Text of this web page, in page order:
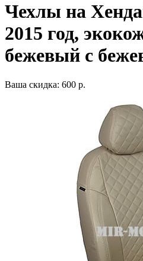
Чехлы на
2015 год,
бежевый с
Ваша скидка: 600 р.